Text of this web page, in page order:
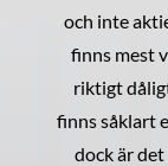
och inte
finns mest
riktigt
finns såklart
dock är